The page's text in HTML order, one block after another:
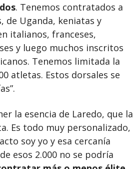
. Tenemos contratados a
de Uganda, keniatas y
italianos, franceses,
y luego muchos inscritos
Tenemos limitada la
atletas. Estos dorsales se
la esencia de Laredo, que la
Es todo muy personalizado,
soy yo y esa cercanía
esos 2.000 no se podría